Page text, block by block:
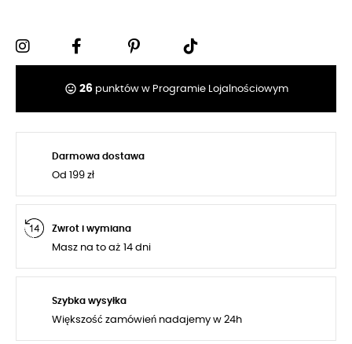
tag_faces 26punktów w Programie Lojalnościowym
Darmowa dostawa
Od 199 zł
Zwrot i wymiana
Masz na to aż 14 dni
Szybka wysyłka
Większość zamówień nadajemy w 24h